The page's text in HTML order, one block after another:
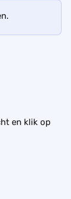
en klik op